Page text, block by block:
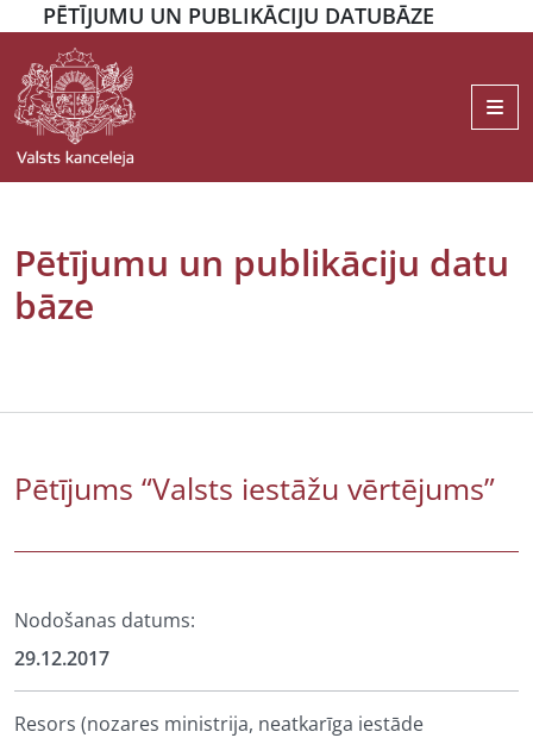
PĒTĪJUMU UN PUBLIKĀCIJU DATUBĀZE
Pētījumu un publikāciju datu
bāze
Pētījums “Valsts iestāžu vērtējums”
Nodošanas datums:
29.12.2017
Resors (nozares ministrija, neatkarīga iestāde